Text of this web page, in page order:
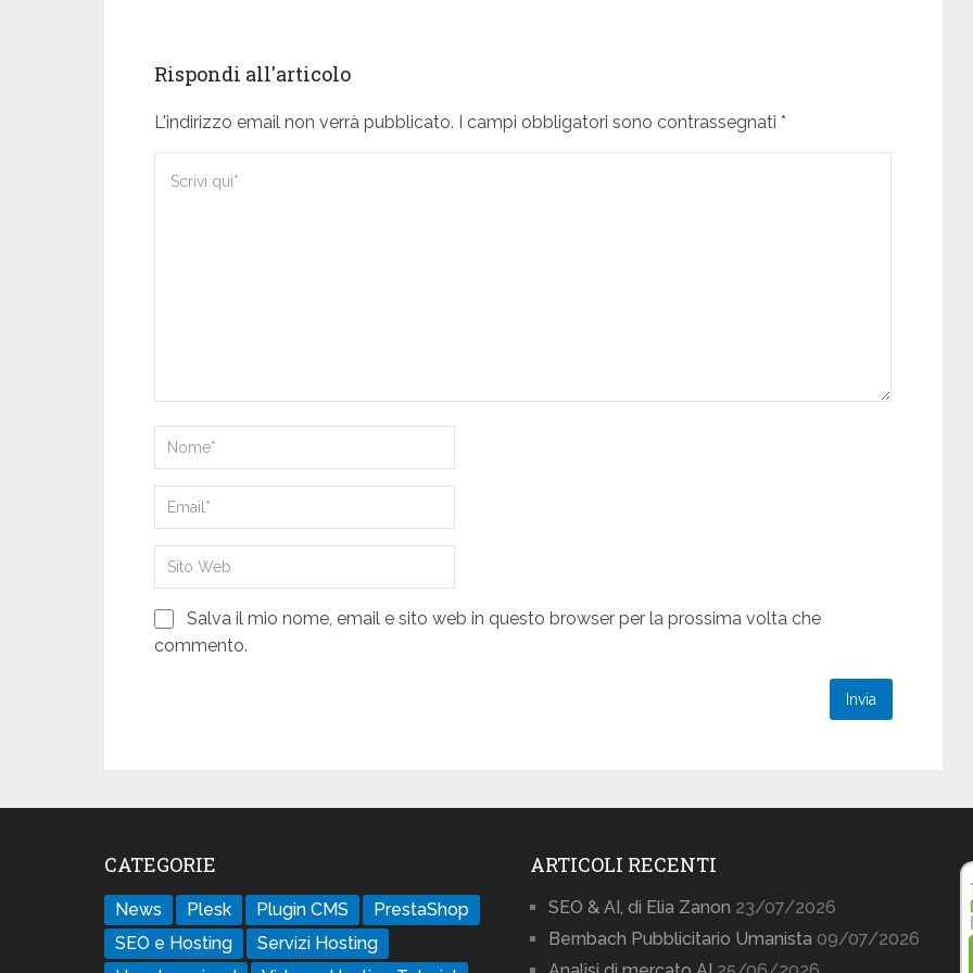
Rispondi all'articolo
L'indirizzo email non verrà pubblicato. I campi obbligatori sono contrassegnati *
Salva il mio nome, email e sito web in questo browser per la prossima volta che
commento.
CATEGORIE
News Plesk Plugin CMS
PrestaShop
SEO e Hosting
Servizi Hosting
ARTICOLI RECENTI
SEO & AI, di Elia Zanon 23/07/2026
Bernbach Pubblicitario Umanista 09/07/2026